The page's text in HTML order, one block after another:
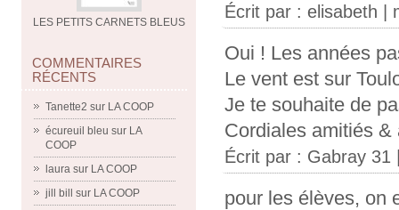
LES PETITS CARNETS BLEUS
COMMENTAIRES
RÉCENTS
Tanette2 sur LA COOP
écureuil bleu sur LA
COOP
laura sur LA COOP
jill bill
sur LA COOP
Écrit par : elisabeth |
Oui ! Les années
Le vent est sur
Je te souhaite de
Cordiales amitiés &
Écrit par : Gabray 31
pour les élèves, on